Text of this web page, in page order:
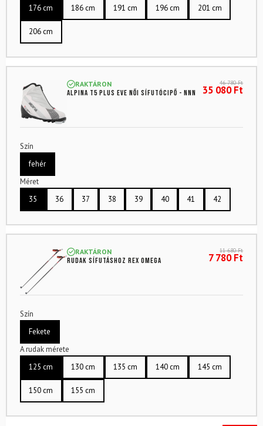
176 cm
186 cm 191 cm 196 cm 201 cm
206 cm
RAKTÁRON
ALPINA T5 Plus Eve női sífutócipő - NNN
46 780Ft
35 080Ft
Szín
fehér
Méret
35
36 37 38 39 40 41 42
RAKTÁRON
Rudak sífutáshoz REX Omega
11 680Ft
7 780Ft
Szín
Fekete
A rudak mérete
125 cm
130 cm 135 cm 140 cm 145 cm
150 cm 155 cm